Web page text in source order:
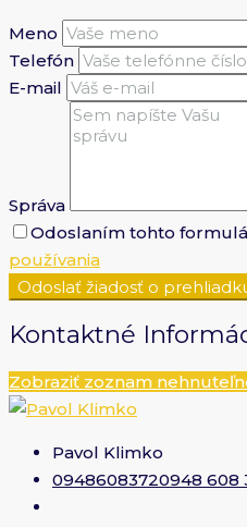
Meno
Telefón
E-mail
Správa
Odoslaním tohto
používania
Odoslať žiadosť o
Kontaktné
Zobraziť zoznam
Pavol Klimko
09486083720948 608